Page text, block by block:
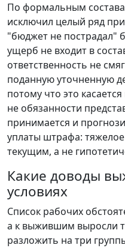
По формальным
исключил целый ряд
"бюджет не пострадал"
ущерб не входит в
ответственность не
поданную уточненную
потому что это
не обязанности
принимается и
уплаты штрафа:
текущим, а не
Какие доводы
условиях
Список рабочих
а к выжившим выросли
разложить на три